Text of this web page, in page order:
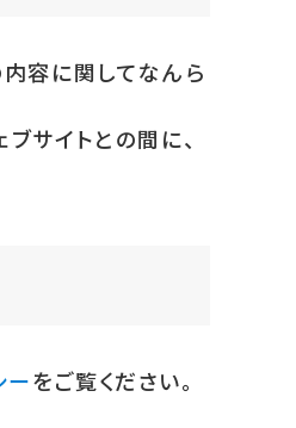
内容に関してなんら
サイトとの間に、
ーをご覧ください。